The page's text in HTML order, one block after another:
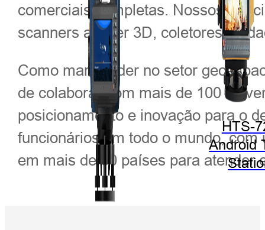
HTS-
Android
comerciais completas. Nossos
scanners a laser 3D, coletores de
Como marca líder no setor
de colaborar com mais de 100
posicionamento e inovação para o
funcionários em todo o mundo,
em mais de 60 países para atender